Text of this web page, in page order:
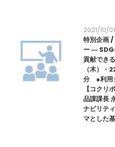
2021/10/01
特別企画
ー ―
貢献でき
（木）・
分 ●利用
【コク
品課課長
ナビリテ
マとした